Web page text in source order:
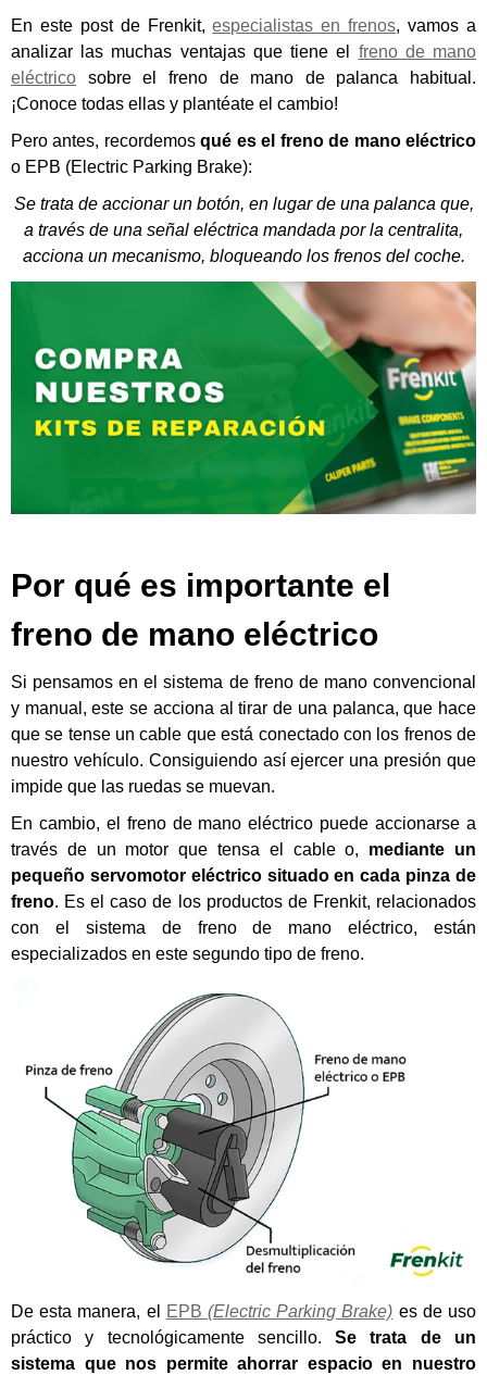
En este post de Frenkit,especialistas en frenos, vamos a
analizar las muchas ventajas que tiene el freno de mano
eléctrico sobre el freno de mano de palanca habitual.
¡Conoce todas ellas y plantéate el cambio!
Pero antes, recordemosqué es el freno de mano eléctrico
o EPB (Electric Parking Brake):
Se trata de accionar un botón, en lugar de una palanca que,
a través de una señal eléctrica mandada por la centralita,
acciona un mecanismo, bloqueando los frenos del coche.
Por qué es importante el
freno de mano eléctrico
Si pensamos en el sistema de freno de mano convencional
y manual, este se acciona al tirar de una palanca, que hace
que se tense un cable que está conectado con los frenos de
nuestro vehículo. Consiguiendo así ejercer una presión que
impide que las ruedas se muevan.
En cambio, el freno de mano eléctrico puede accionarse a
través de un motor que tensa el cable o, mediante un
pequeño servomotor eléctrico situado en cada pinza de
freno. Es el caso de los productos de Frenkit, relacionados
con el sistema de freno de mano eléctrico, están
especializados en este segundo tipo de freno.
De esta manera, el EPB(Electric Parking Brake) es de uso
práctico y tecnológicamente sencillo.Se trata de un
sistema que nos permite ahorrar espacio en nuestro